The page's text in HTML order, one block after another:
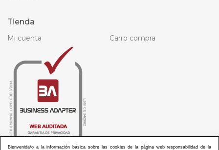
Tienda
Mi cuenta Carro compra
Bienvenida/o a la información básica sobre las cookies de la página web responsabilidad de la